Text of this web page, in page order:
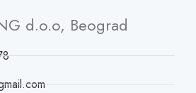
d.o.o, Beograd